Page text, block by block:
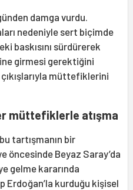
damga vurdu.
nedeniyle sert biçimde
baskısını sürdürerek
girmesi gerektiğini
müttefiklerini
müttefiklerle atışma
tartışmanın bir
öncesinde Beyaz Saray’da
gelme kararında
Erdoğan’la kurduğu kişisel